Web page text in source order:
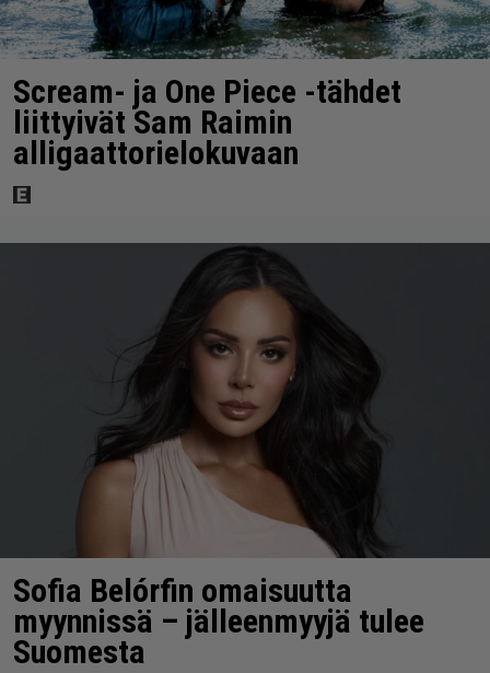
Scream- ja One Piece -tähdet
liittyivät Sam Raimin
alligaattorielokuvaan
Sofia Belórfin omaisuutta
myynnissä – jälleenmyyjä tulee
Suomesta